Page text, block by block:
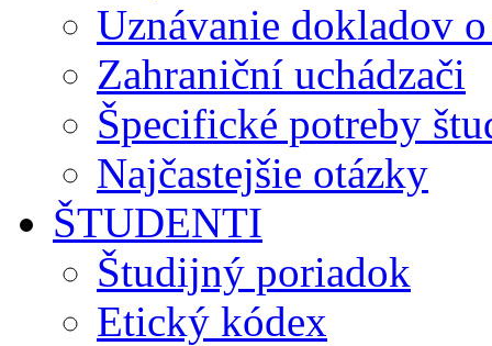
Uznávanie dokladov
Zahraniční uchádzači
Špecifické potreby
Najčastejšie otázky
ŠTUDENTI
Študijný poriadok
Etický kódex